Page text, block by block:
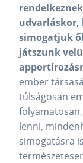
udvarláskor,
simogatjuk
játszunk
ember
túlságosan
lenni,
simogatásra